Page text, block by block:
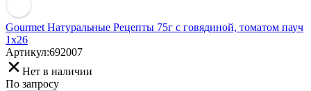
Gourmet Натуральные Рецепты 75г с говядиной, томатом пауч
1х26
Артикул:692007
Нет в наличии
По запросу